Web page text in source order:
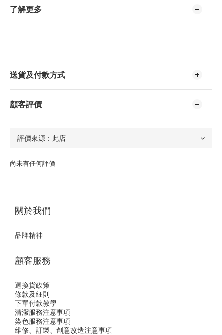
了解更多
送貨及付款方式
顧客評價
尚未有任何評價
關於我們
品牌精神
顧客服務
退換貨政策
條款及細則
下單付款教學
清潔服務注意事項
染色服務注意事項
維修、訂製、創意改造注意事項